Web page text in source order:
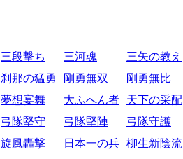
三段撃ち 三河魂 三矢の教え
刹那の猛勇 剛勇無双 剛勇無比
夢想宴舞 大ふへん者 天下の采配
弓隊堅守 弓隊堅陣 弓隊守護
旋風轟撃 日本一の兵 柳生新陰流